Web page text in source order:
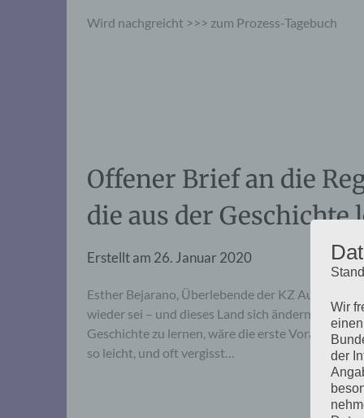
Wird nachgreicht >>> zum Prozess-Tagebuch
Offener Brief an die
die aus der
Erstellt am 26. Januar 2020
Esther Bejarano, Überlebende der KZ Auschwitz
wieder sei – und dieses Land sich ändern muss
Geschichte zu lernen, wäre die erste
so leicht, und oft vergisst…
Wir
der